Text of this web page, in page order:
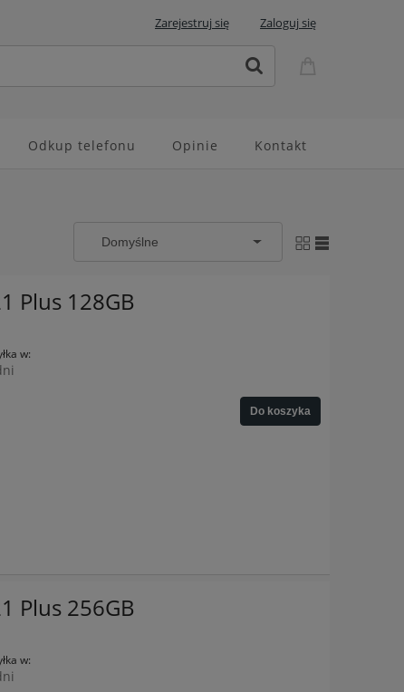
Zarejestruj się Zaloguj się
Odkup telefonu Opinie Kontakt
Plus 128GB
w:
Do koszyka
Plus 256GB
w: